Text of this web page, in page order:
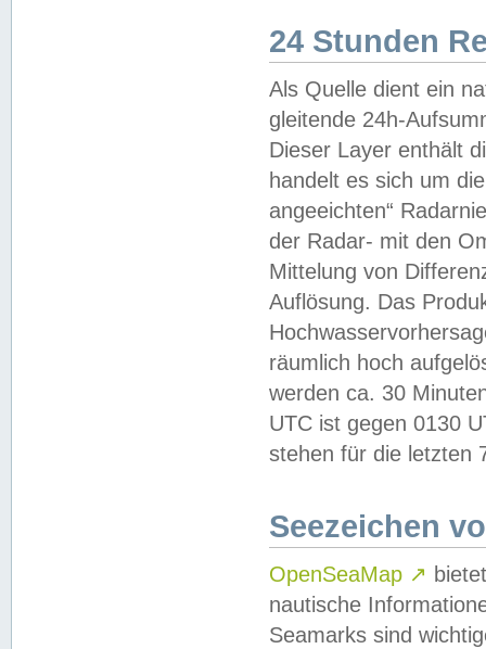
24 Stunden
Als Quelle dient ein
gleitende 24h-
Dieser Layer enthält
handelt es sich um
angeeichten“
der Radar- mit den
Mittelung von
Auflösung. Das
räumlich hoch
werden ca. 30
UTC ist gegen 0130
stehen für die letzten
Seezeichen
OpenSeaMap ↗
nautische
Seamarks sind